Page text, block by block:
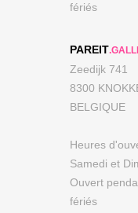
fériés
PAREIT
Zeedijk 741
8300
BELGIQUE
Heures
Samedi et
Ouvert
fériés